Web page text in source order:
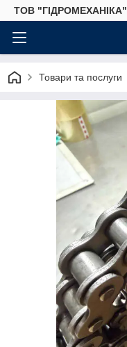
ТОВ "ГІДРОМЕХАНІКА"
Товари та послуги